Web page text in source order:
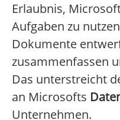
Erlaubnis,
Aufgaben zu
Dokumente
zusammenfassen
Das unterstreicht
an Microsofts
Unternehmen.